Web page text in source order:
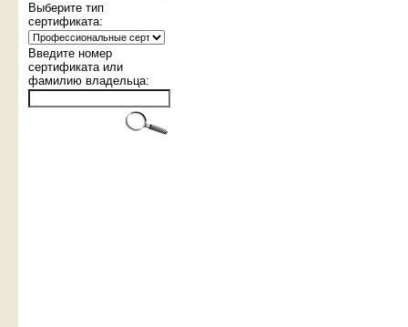
Выберите тип
cертификата:
Введите номер
сертификата или
фамилию владельца: